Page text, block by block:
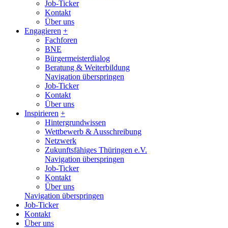
Job-Ticker
Kontakt
Über uns
Engagieren +
Fachforen
BNE
Bürgermeisterdialog
Beratung & Weiterbildung
Navigation überspringen
Job-Ticker
Kontakt
Über uns
Inspirieren +
Hintergrundwissen
Wettbewerb & Ausschreibung
Netzwerk
Zukunftsfähiges Thüringen e.V.
Navigation überspringen
Job-Ticker
Kontakt
Über uns
Navigation überspringen
Job-Ticker
Kontakt
Über uns